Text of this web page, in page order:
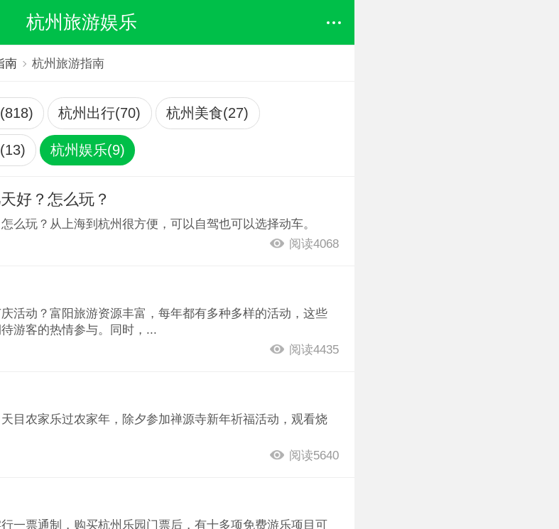
杭州旅游娱乐
南 杭州旅游指南
杭州出行(70) 杭州美食(27)
杭州娱乐(9)
好？怎么玩？
么玩？从上海到杭州很方便，可以自驾也可以选择动车。
阅读4068
活动？富阳旅游资源丰富，每年都有多种多样的活动，这些
游客的热情参与。同时，...
阅读4435
目农家乐过农家年，除夕参加禅源寺新年祈福活动，观看烧
阅读5640
一票通制，购买杭州乐园门票后，有十多项免费游乐项目可